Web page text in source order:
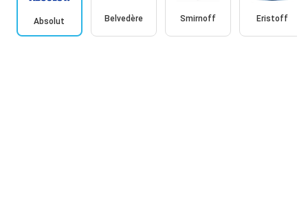
Absolut Belvedère Smirnoff Eristoff